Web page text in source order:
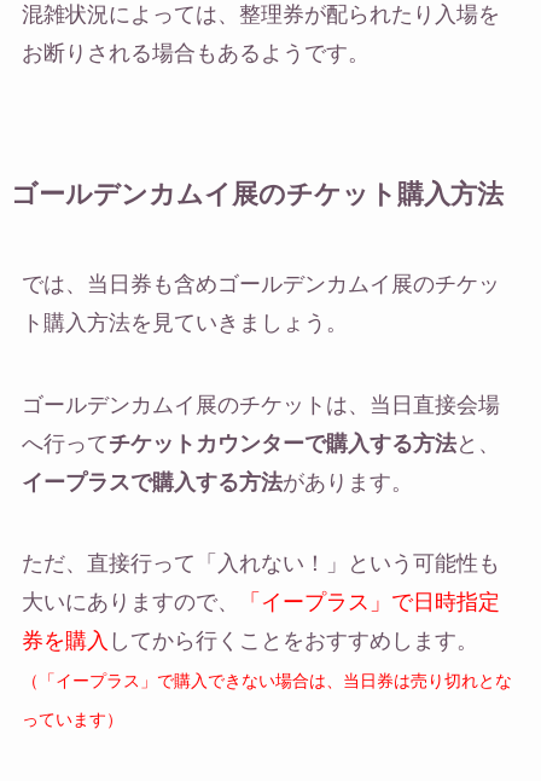
混雑状況によっては、整理券が配られたり入場を
お断りされる場合もあるようです。
ゴールデンカムイ展のチケット購入方法
では、当日券も含めゴールデンカムイ展のチケッ
ト購入方法を見ていきましょう。
ゴールデンカムイ展のチケットは、当日直接会場
へ行ってチケットカウンターで購入する方法と、
イープラスで購入する方法があります。
ただ、直接行って「入れない！」という可能性も
大いにありますので、
「イープラス」で日時指定
券を購入 してから行くことをおすすめします。
（「イープラス」で購入できない場合は、当日券は売り切れとな
っています）